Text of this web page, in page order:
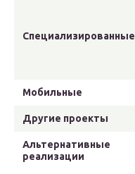
Специализированные
Мобильные
Другие проекты
Альтернативные
реализации